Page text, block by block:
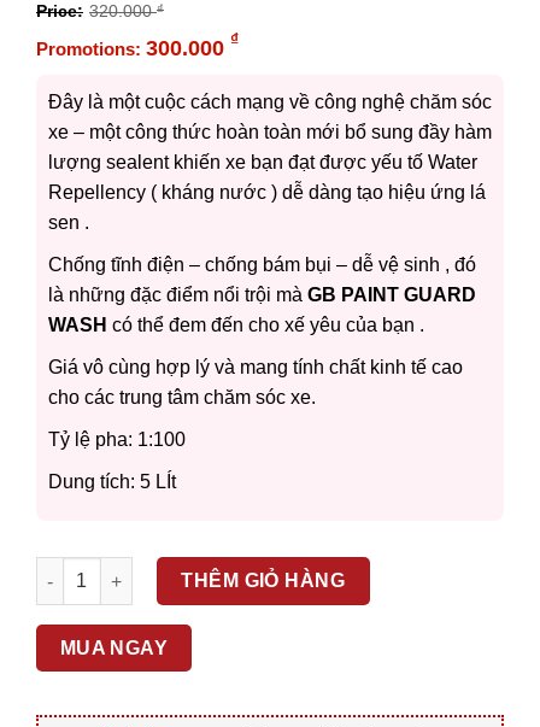
320.000₫
Original
was:
320.000 ₫.
300.000 ₫
price
is:
300.000 ₫.
Đây là một cuộc cách mạng về công nghệ chăm sóc
xe – một công thức hoàn toàn mới bổ sung đầy hàm
lượng sealent khiến xe bạn đạt được yếu tố Water
Repellency ( kháng nước ) dễ dàng tạo hiệu ứng lá
sen .
Chống tĩnh điện – chống bám bụi – dễ vệ sinh , đó
là những đặc điểm nổi trội mà GB PAINT GUARD
WASH có thể đem đến cho xế yêu của bạn .
Giá vô cùng hợp lý và mang tính chất kinh tế cao
cho các trung tâm chăm sóc xe.
Tỷ lệ pha: 1:100
Dung tích: 5 LÍt
GB – CAN NƯỚC RỬA XE ĐẬM ĐẶC – 5 LÍT số lượng
THÊM GIỎ HÀNG
MUA NGAY